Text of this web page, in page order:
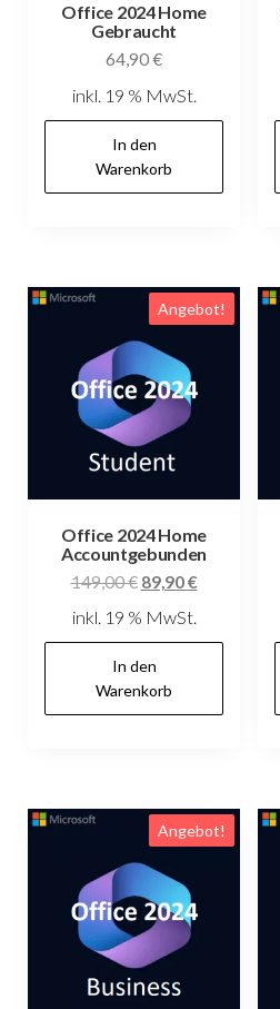
Office 2024 Home
Gebraucht
64,90€
inkl. 19 % MwSt.
In den
Warenkorb
Angebot!
Office 2024 Home
Accountgebunden
149,00€ Ursprünglicher
149,00 €
89,90€Aktueller
inkl. 19 % MwSt.
In den
Warenkorb
Angebot!